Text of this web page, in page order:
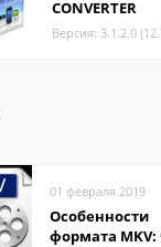
CONVERTER
Версия: 3.1.2.0
01 февраля 2019
Особенности
формата